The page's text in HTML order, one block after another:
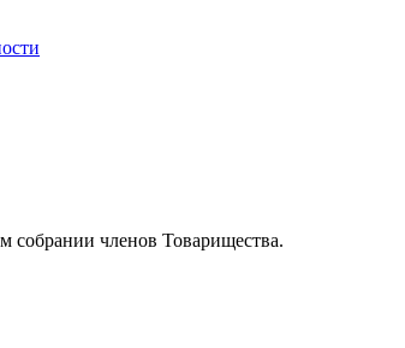
членов Товарищества.